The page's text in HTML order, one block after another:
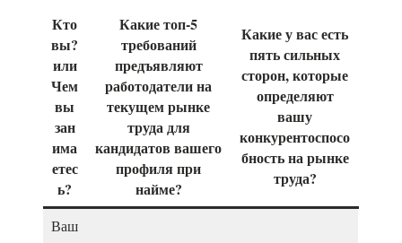
Кто
вы?
или
Чем
вы
зан
има
етес
ь?
Какие топ-5
требований
предъявляют
работодатели на
текущем рынке
труда для
кандидатов вашего
профиля при
найме?
Какие у вас есть
пять сильных
сторон, которые
определяют
вашу
конкурентоспосо
бность на рынке
труда?
Ваш